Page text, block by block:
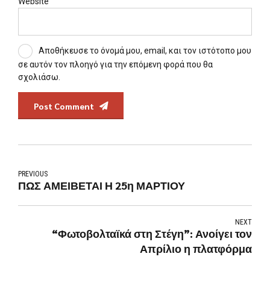
Αποθήκευσε το όνομά μου, email, και τον ιστότοπο μου
σε αυτόν τον πλοηγό για την επόμενη φορά που θα
σχολιάσω.
Post Comment
PREVIOUS
ΠΩΣ ΑΜΕΙΒΕΤΑΙ Η 25η ΜΑΡΤΙΟΥ
NEXT
“Φωτοβολταϊκά στη Στέγη”: Ανοίγει τον
Απρίλιο η πλατφόρμα